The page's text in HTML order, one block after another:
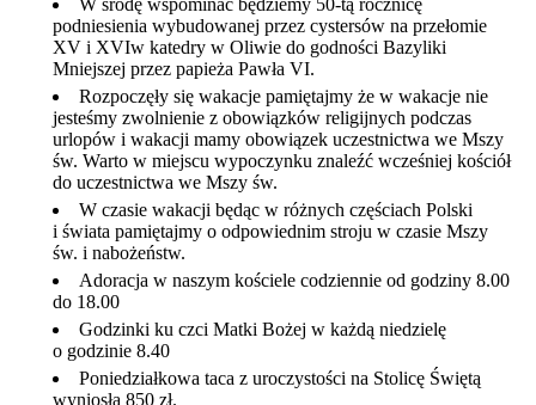
W środę wspominać będziemy 50-tą rocznicę
podniesienia wybudowanej przez cystersów na przełomie
XV i XVIw katedry w Oliwie do godności Bazyliki
Mniejszej przez papieża Pawła VI.
Rozpoczęły się wakacje pamiętajmy że w wakacje nie
jesteśmy zwolnienie z obowiązków religijnych podczas
urlopów i wakacji mamy obowiązek uczestnictwa we Mszy
św. Warto w miejscu wypoczynku znaleźć wcześniej kościół
do uczestnictwa we Mszy św.
W czasie wakacji będąc w różnych częściach Polski
i świata pamiętajmy o odpowiednim stroju w czasie Mszy
św. i nabożeństw.
Adoracja w naszym kościele codziennie od godziny 8.00
do 18.00
Godzinki ku czci Matki Bożej w każdą niedzielę
o godzinie 8.40
Poniedziałkowa taca z uroczystości na Stolicę Świętą
wyniosła 850 zł.